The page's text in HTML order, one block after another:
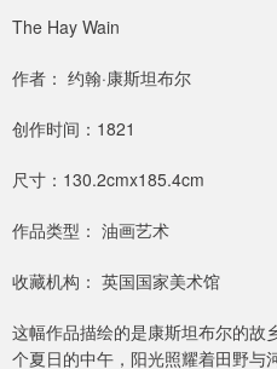
The Hay Wain
作者： 约翰·康斯坦布尔
创作时间：1821
尺寸：130.2cmx185.4cm
作品类型： 油画艺术
收藏机构： 英国国家美术馆
这幅作品描绘的是康斯坦布尔的故
个夏日的中午，阳光照耀着田野与